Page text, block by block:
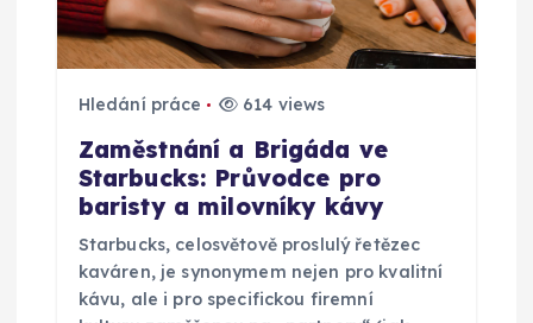
Hledání práce 614 views
Zaměstnání a Brigáda ve
Starbucks: Průvodce pro
baristy a milovníky kávy
Starbucks, celosvětově proslulý řetězec
kaváren, je synonymem nejen pro kvalitní
kávu, ale i pro specifickou firemní